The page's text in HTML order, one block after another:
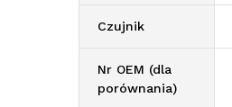
Czujnik
Nr OEM (dla
porównania)